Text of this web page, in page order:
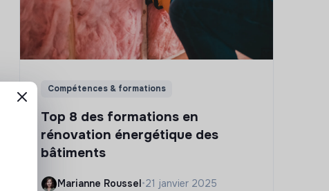
Compétences & formations
Top 8 des formations en
rénovation énergétique des
bâtiments
Marianne Roussel•21 janvier 2025